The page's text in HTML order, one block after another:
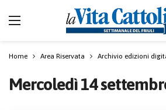
Home Area Riservata Archivio edizioni
Mercoledì 14